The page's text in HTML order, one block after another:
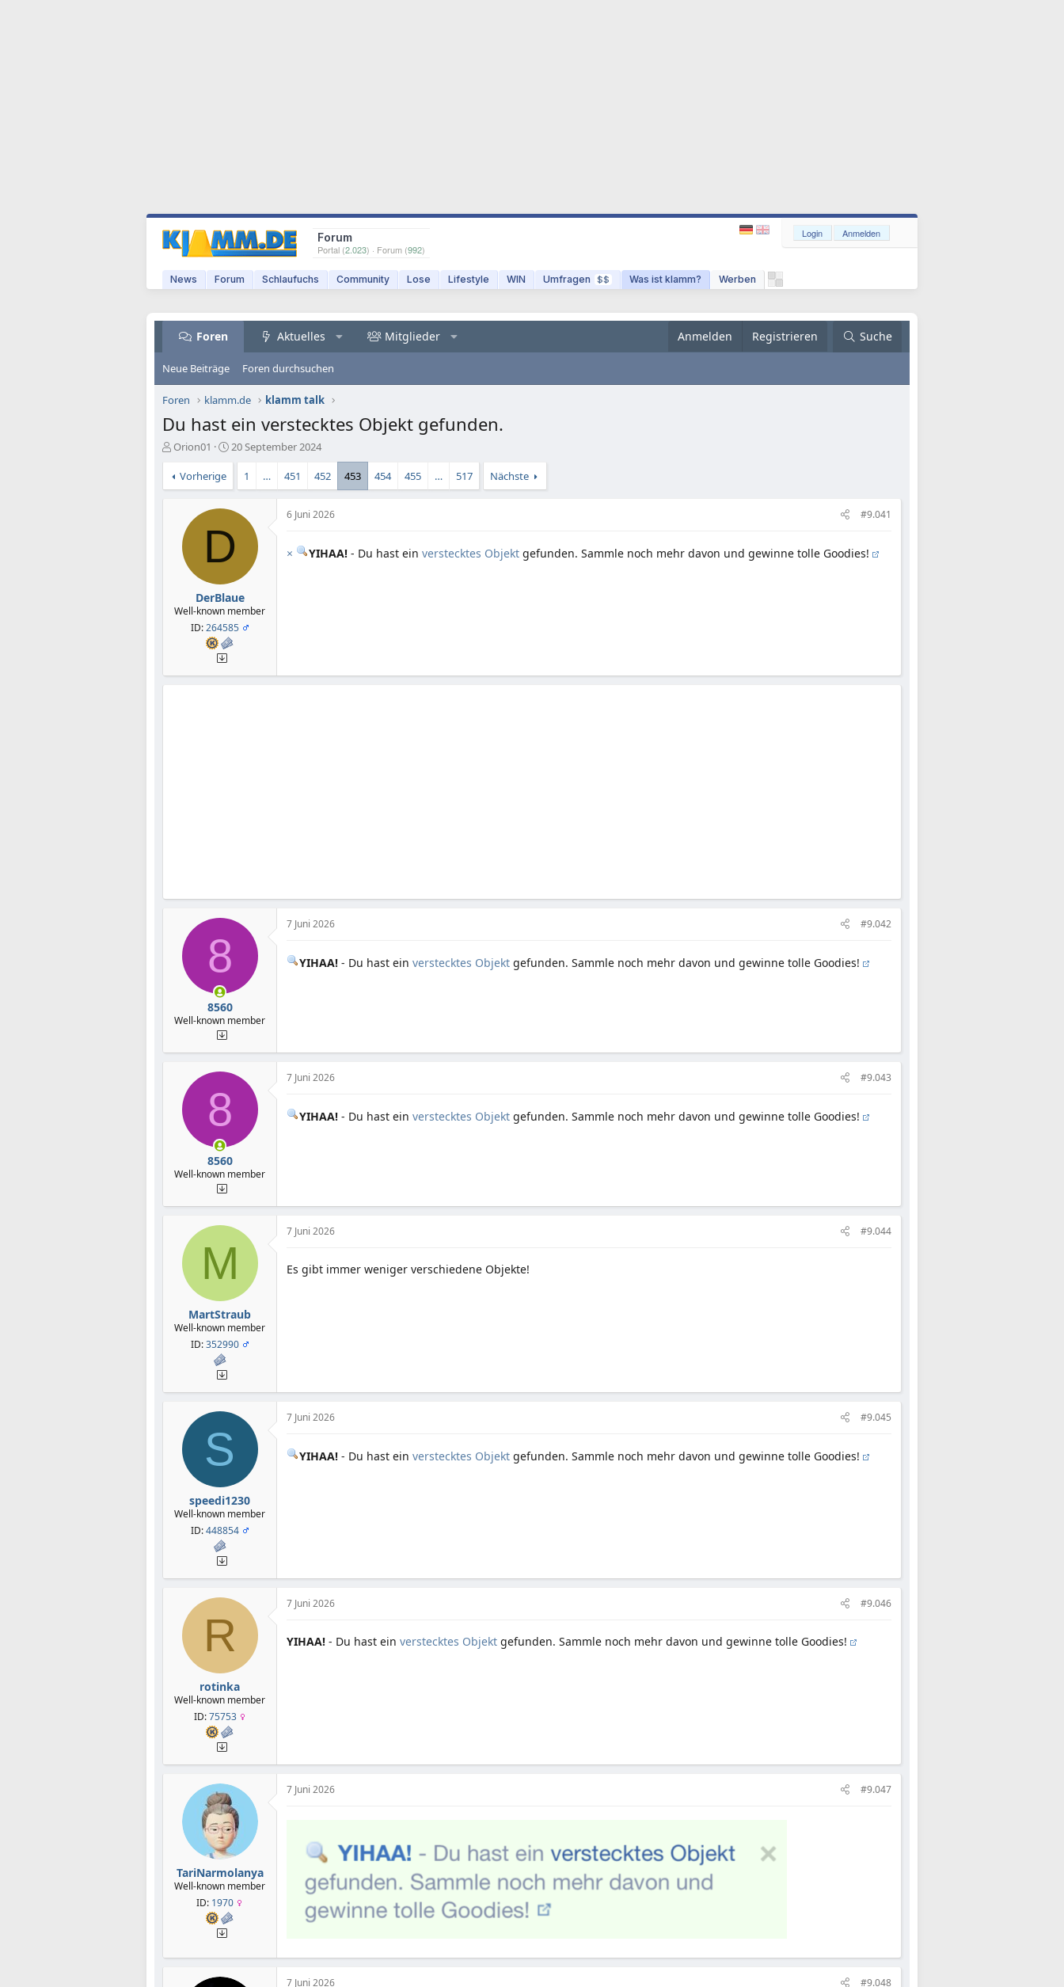
Forum
Portal (2.023) · Forum (992)
News Forum Schlaufuchs Community Lose Lifestyle WIN Umfragen $$ Was ist klamm? Werben
Login Anmelden
Foren Aktuelles Mitglieder Anmelden Registrieren Suche
Neue Beiträge Foren durchsuchen
Foren klamm.de klamm talk
Du hast ein verstecktes Objekt gefunden.
E
s
t
Orion01
E
t
t
a
20 September 2024
Vorherige 1 … 451 452 453 454 455 … 517 Nächste
D
DerBlaue
Well-known member
ID:264585
6 Juni 2026 #9.041
× YIHAA! - Du hast ein verstecktes Objekt gefunden. Sammle noch mehr davon und gewinne tolle Goodies!
8
8560
Well-known member
7 Juni 2026 #9.042
YIHAA! - Du hast ein verstecktes Objekt gefunden. Sammle noch mehr davon und gewinne tolle Goodies!
8
8560
Well-known member
7 Juni 2026 #9.043
YIHAA! - Du hast ein verstecktes Objekt gefunden. Sammle noch mehr davon und gewinne tolle Goodies!
M
MartStraub
Well-known member
ID:352990
7 Juni 2026 #9.044
Es gibt immer weniger verschiedene Objekte!
S
speedi1230
Well-known member
ID:448854
7 Juni 2026 #9.045
YIHAA! - Du hast ein verstecktes Objekt gefunden. Sammle noch mehr davon und gewinne tolle Goodies!
R
rotinka
Well-known member
ID:75753
7 Juni 2026 #9.046
YIHAA! - Du hast ein verstecktes Objekt gefunden. Sammle noch mehr davon und gewinne tolle Goodies!
TariNarmolanya
Well-known member
ID: 1970
7 Juni 2026 #9.047
7 Juni 2026 #9.048